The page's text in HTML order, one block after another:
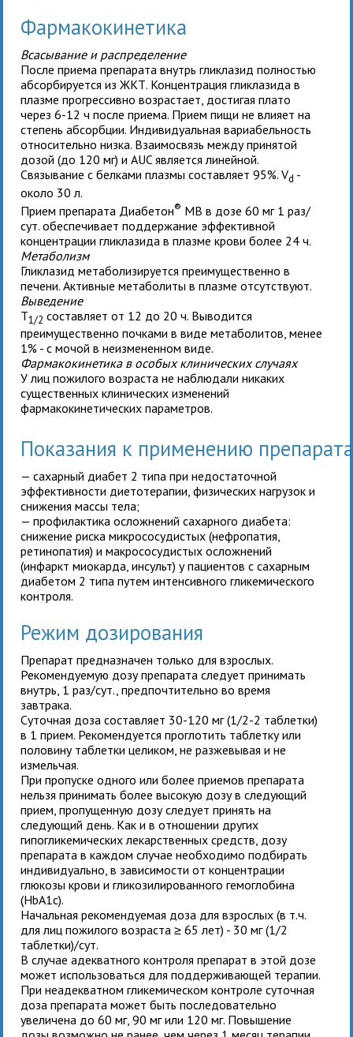
Фармакокинетика
Всасывание и распределение
После приема препарата внутрь гликлазид полностью
абсорбируется из ЖКТ. Концентрация гликлазида в
плазме прогрессивно возрастает, достигая плато
через 6-12 ч после приема. Прием пищи не влияет на
степень абсорбции. Индивидуальная вариабельность
относительно низка. Взаимосвязь между принятой
дозой (до 120 мг) и AUC является линейной.
Связывание с белками плазмы составляет 95%. Vd -
около 30 л.
Прием препарата Диабетон® MB в дозе 60 мг 1 раз/
сут. обеспечивает поддержание эффективной
концентрации гликлазида в плазме крови более 24 ч.
Метаболизм
Гликлазид метаболизируется преимущественно в
печени. Активные метаболиты в плазме отсутствуют.
Выведение
T1/2 составляет от 12 до 20 ч. Выводится
преимущественно почками в виде метаболитов, менее
1% - с мочой в неизмененном виде.
Фармакокинетика в особых клинических случаях
У лиц пожилого возраста не наблюдали никаких
существенных клинических изменений
фармакокинетических параметров.
Показания к применению
— сахарный диабет 2 типа при недостаточной
эффективности диетотерапии, физических нагрузок и
снижения массы тела;
— профилактика осложнений сахарного диабета:
снижение риска микрососудистых (нефропатия,
ретинопатия) и макрососудистых осложнений
(инфаркт миокарда, инсульт) у пациентов с сахарным
диабетом 2 типа путем интенсивного гликемического
контроля.
Режим дозирования
Препарат предназначен только длявзрослых.
Рекомендуемую дозу препарата следует принимать
внутрь, 1 раз/сут., предпочтительно во время
завтрака.
Суточная доза составляет 30-120 мг (1/2-2 таблетки)
в 1 прием. Рекомендуется проглотить таблетку или
половину таблетки целиком, не разжевывая и не
измельчая.
При пропуске одного или более приемов препарата
нельзя принимать более высокую дозу в следующий
прием, пропущенную дозу следует принять на
следующий день. Как и в отношении других
гипогликемических лекарственных средств, дозу
препарата в каждом случае необходимо подбирать
индивидуально, в зависимости от концентрации
глюкозы крови и гликозилированного гемоглобина
(HbA1c).
Начальная рекомендуемая доза длявзрослых (в т.ч.
для лиц пожилого возраста ≥ 65 лет) - 30 мг (1/2
таблетки)/сут.
В случае адекватного контроля препарат в этой дозе
может использоваться для поддерживающей терапии.
При неадекватном гликемическом контроле суточная
доза препарата может быть последовательно
увеличена до 60 мг, 90 мг или 120 мг. Повышение